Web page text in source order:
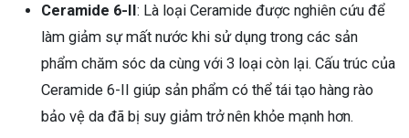
Ceramide 6-II: Là loại Ceramide được nghiên cứu để
làm giảm sự mất nước khi sử dụng trong các sản
phẩm chăm sóc da cùng với 3 loại còn lại. Cấu trúc của
Ceramide 6-II giúp sản phẩm có thể tái tạo hàng rào
bảo vệ da đã bị suy giảm trở nên khỏe mạnh hơn.